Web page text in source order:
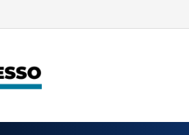
aprovar até oito novas canetas